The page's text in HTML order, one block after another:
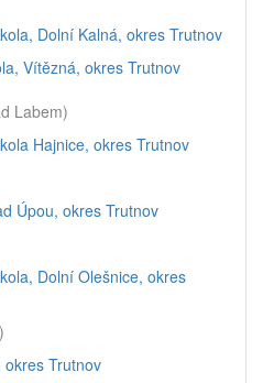
Dolní Kalná, okres Trutnov
Vítězná, okres Trutnov
Labem)
Hajnice, okres Trutnov
Úpou, okres Trutnov
Dolní Olešnice, okres
Trutnov